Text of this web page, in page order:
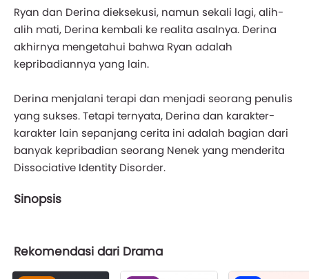
Ryan dan Derina dieksekusi, namun sekali lagi, alih-
alih mati, Derina kembali ke realita asalnya. Derina
akhirnya mengetahui bahwa Ryan adalah
kepribadiannya yang lain.
Derina menjalani terapi dan menjadi seorang penulis
yang sukses. Tetapi ternyata, Derina dan karakter-
karakter lain sepanjang cerita ini adalah bagian dari
banyak kepribadian seorang Nenek yang menderita
Dissociative Identity Disorder.
Sinopsis
Rekomendasi dari Drama